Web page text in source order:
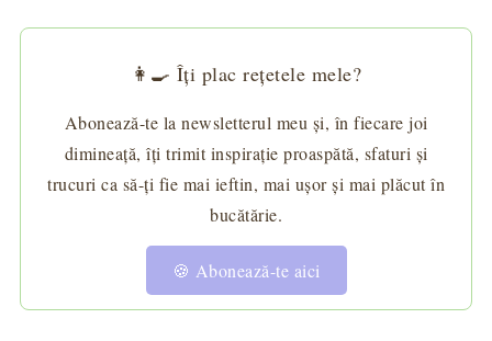
👩‍🍳 Îți plac rețetele mele?
Abonează-te la newsletterul meu și, în fiecare joi
dimineață, îți trimit inspirație proaspătă, sfaturi și
trucuri ca să-ți fie mai ieftin, mai ușor și mai plăcut în
bucătărie.
🍪 Abonează-te aici